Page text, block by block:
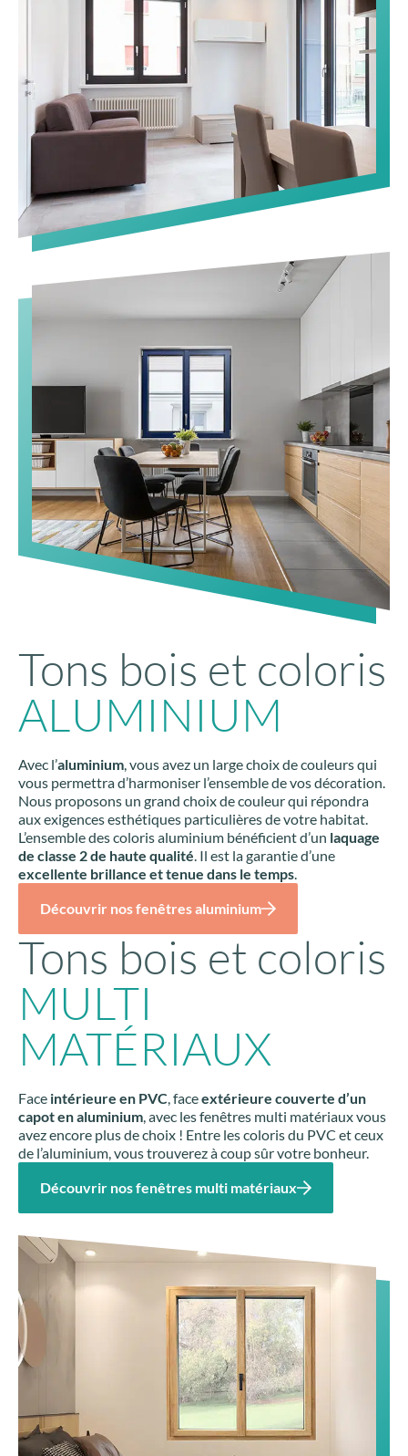
Tons bois et coloris
ALUMINIUM
Avec l’aluminium, vous avez un large choix de couleurs qui
vous permettra d’harmoniser l’ensemble de vos décoration.
Nous proposons un grand choix de couleur qui répondra
aux exigences esthétiques particulières de votre habitat.
L’ensemble des coloris aluminium bénéficient d’un laquage
de classe 2 de haute qualité. Il est la garantie d’une
excellente brillance et tenue dans le temps.
Découvrir nos fenêtres aluminium
Tons bois et coloris
MULTI
MATÉRIAUX
Face intérieure en PVC, faceextérieure couverte d’un
capot en aluminium, avec les fenêtres multi matériaux vous
avez encore plus de choix ! Entre les coloris du PVC et ceux
de l’aluminium, vous trouverez à coup sûr votre bonheur.
Découvrir nos fenêtres multi matériaux